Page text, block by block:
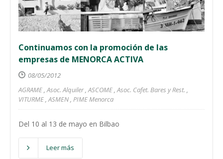
Continuamos con la promoción de las
empresas de MENORCA ACTIVA
08/05/2012
AGRAME,Asoc. Alquiler,ASCOME,Asoc. Cafet. Bares y Rest. ,
VITURME,ASMEN, PIME Menorca
Del 10 al 13 de mayo en Bilbao
Leer más